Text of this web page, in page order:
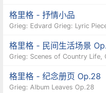
格里格 - 抒情小品
Grieg: Edvard Grieg: Lyric
格里格 - 民间生活场景
Grieg: Scenes of Country Life,
格里格 - 纪念册页 Op.28
Grieg: Album Leaves Op.28